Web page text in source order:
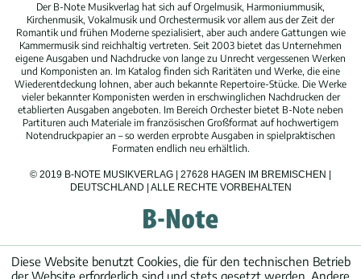
Der B-Note Musikverlag hat sich auf Orgelmusik, Harmoniummusik,
Kirchenmusik, Vokalmusik und Orchestermusik vor allem aus der Zeit der
Romantik und frühen Moderne spezialisiert, aber auch andere Gattungen wie
Kammermusik sind reichhaltig vertreten. Seit 2003 bietet das Unternehmen
eigene Ausgaben und Nachdrucke von lange zu Unrecht vergessenen Werken
und Komponisten an. Im Katalog finden sich Raritäten und Werke, die eine
Wiederentdeckung lohnen, aber auch bekannte Repertoire-Stücke. Die Werke
vieler bekannter Komponisten werden in erschwinglichen Nachdrucken der
etablierten Ausgaben angeboten. Im Bereich Orchester bietet B-Note neben
Partituren auch Materiale im französischen Großformat auf hochwertigem
Notendruckpapier an – so werden erprobte Ausgaben in spielpraktischen
Formaten endlich neu erhältlich.
© 2019 B-NOTE MUSIKVERLAG | 27628 HAGEN IM BREMISCHEN |
DEUTSCHLAND | ALLE RECHTE VORBEHALTEN
Diese Website benutzt Cookies, die für den technischen Betrieb
der Website erforderlich sind und stets gesetzt werden. Andere